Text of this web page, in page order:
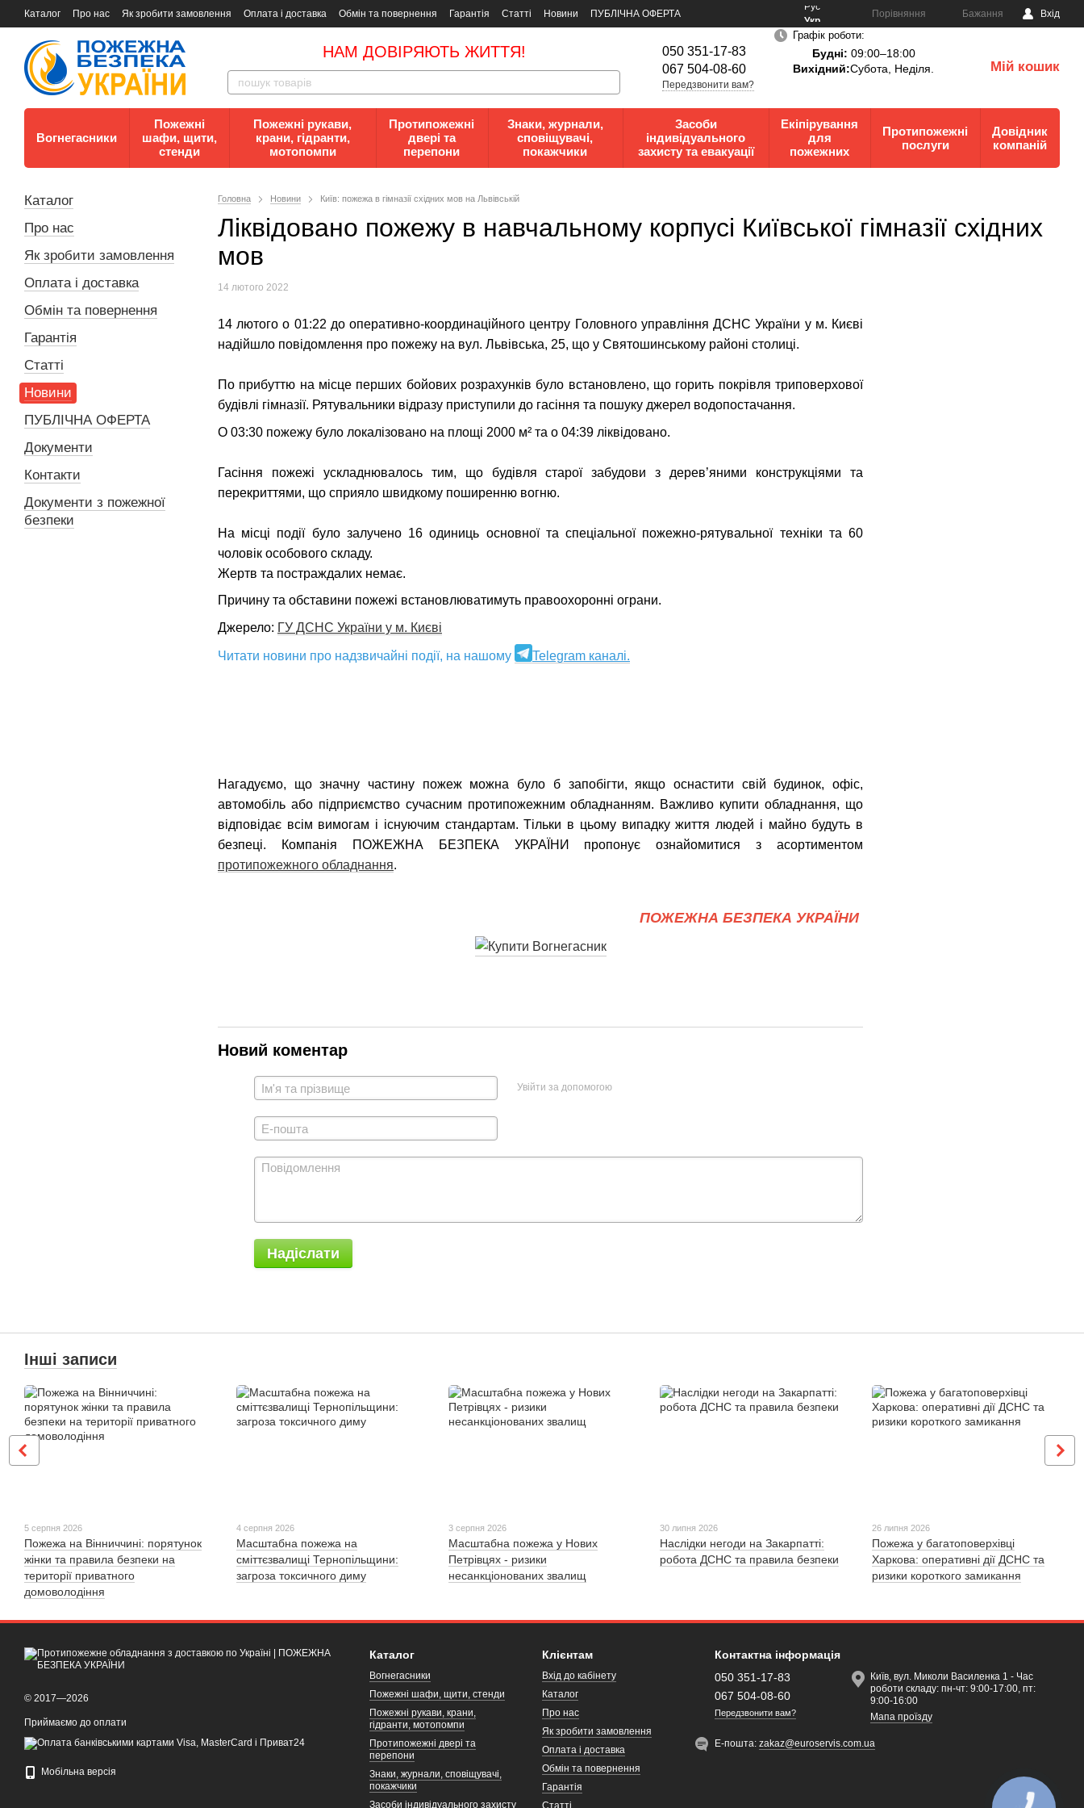
Каталог Про нас Як зробити замовлення Оплата і доставка Обмін та повернення Гарантія Статті Новини
ПУБЛІЧНА ОФЕРТА
Документи
Контакти Документи з пожежної безпеки
Рус
Укр
Порівняння Бажання Вхід
НАМ ДОВІРЯЮТЬ ЖИТТЯ!
050 351-17-83
067 504-08-60
Передзвонити вам?
Графік роботи:
Будні: 09:00–18:00
Вихідний:Субота, Неділя. Мій кошик
Вогнегасники
Пожежні
шафи, щити,
стенди
Пожежні рукави,
крани, гідранти,
мотопомпи
Протипожежні
двері та
перепони
Знаки, журнали,
сповіщувачі,
покажчики
Засоби
індивідуального
захисту та евакуації
Екіпірування
для
пожежних
Протипожежні
послуги
Довідник
компаній
Головна Новини Київ: пожежа в гімназії східних мов на Львівській
Ліквідовано пожежу в навчальному корпусі Київської гімназії східних
мов
14 лютого 2022
14 лютого о 01:22 до оперативно-координаційного центру Головного управління ДСНС України у м. Києві
надійшло повідомлення про пожежу на вул. Львівська, 25, що у Святошинському районі столиці.
По прибуттю на місце перших бойових розрахунків було встановлено, що горить покрівля триповерхової
будівлі гімназії. Рятувальники відразу приступили до гасіння та пошуку джерел водопостачання.
О 03:30 пожежу було локалізовано на площі 2000 м² та о 04:39 ліквідовано.
Гасіння пожежі ускладнювалось тим, що будівля старої забудови з дерев’яними конструкціями та
перекриттями, що сприяло швидкому поширенню вогню.
На місці події було залучено 16 одиниць основної та спеціальної пожежно-рятувальної техніки та 60
чоловік особового складу.
Жертв та постраждалих немає.
Причину та обставини пожежі встановлюватимуть правоохоронні ограни.
Джерело: ГУ ДСНС України у м. Києві
Читати новини про надзвичайні події, на нашому Telegram каналі.
Нагадуємо, що значну частину пожеж можна було б запобігти, якщо оснастити свій будинок, офіс,
автомобіль або підприємство сучасним протипожежним обладнанням. Важливо купити обладнання, що
відповідає всім вимогам і існуючим стандартам. Тільки в цьому випадку життя людей і майно будуть в
безпеці. Компанія ПОЖЕЖНА БЕЗПЕКА УКРАЇНИ пропонує ознайомитися з асортиментом
протипожежного обладнання.
ПОЖЕЖНА БЕЗПЕКА УКРАЇНИ
Новий коментар
Увійти за допомогою
Надіслати
Каталог
Про нас
Як зробити замовлення
Оплата і доставка
Обмін та повернення
Гарантія
Статті
Новини
ПУБЛІЧНА ОФЕРТА
Документи
Контакти
Документи з пожежної
безпеки
Інші записи
5 серпня 2026
Пожежа на Вінниччині: порятунок
жінки та правила безпеки на
території приватного
домоволодіння
4 серпня 2026
Масштабна пожежа на
сміттєзвалищі Тернопільщини:
загроза токсичного диму
3 серпня 2026
Масштабна пожежа у Нових
Петрівцях - ризики
несанкціонованих звалищ
30 липня 2026
Наслідки негоди на Закарпатті:
робота ДСНС та правила безпеки
26 липня 2026
Пожежа у багатоповерхівці
Харкова: оперативні дії ДСНС та
ризики короткого замикання
© 2017—2026
Приймаємо до оплати
Мобільна версія
Каталог
Вогнегасники
Пожежні шафи, щити, стенди
Пожежні рукави, крани,
гідранти, мотопомпи
Протипожежні двері та
перепони
Знаки, журнали, сповіщувачі,
покажчики
Засоби індивідуального захисту
Клієнтам
Вхід до кабінету
Каталог
Про нас
Як зробити замовлення
Оплата і доставка
Обмін та повернення
Гарантія
Статті
Контактна інформація
050 351-17-83
067 504-08-60
Передзвонити вам?
Київ, вул. Миколи Василенка 1 - Час
роботи складу: пн-чт: 9:00-17:00, пт:
9:00-16:00
Мапа проїзду
Е-пошта:zakaz@euroservis.com.ua
КНОПКА